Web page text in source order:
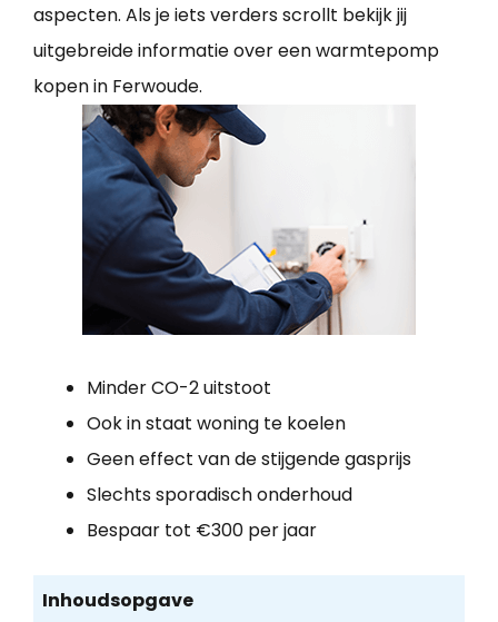
aspecten. Als je iets verders scrollt bekijk jij
uitgebreide informatie over een warmtepomp
kopen in Ferwoude.
Minder CO-2 uitstoot
Ook in staat woning te koelen
Geen effect van de stijgende gasprijs
Slechts sporadisch onderhoud
Bespaar tot €300 per jaar
Inhoudsopgave